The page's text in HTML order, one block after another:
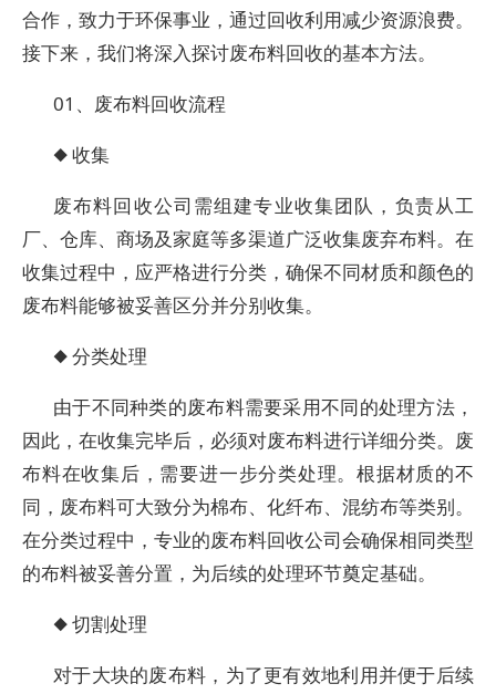
合作，致力于环保事业，通过回收利用减少资源浪费。
接下来，我们将深入探讨废布料回收的基本方法。
01、废布料回收流程
◆ 收集
废布料回收公司需组建专业收集团队，负责从工
厂、仓库、商场及家庭等多渠道广泛收集废弃布料。在
收集过程中，应严格进行分类，确保不同材质和颜色的
废布料能够被妥善区分并分别收集。
◆ 分类处理
由于不同种类的废布料需要采用不同的处理方法，
因此，在收集完毕后，必须对废布料进行详细分类。废
布料在收集后，需要进一步分类处理。根据材质的不
同，废布料可大致分为棉布、化纤布、混纺布等类别。
在分类过程中，专业的废布料回收公司会确保相同类型
的布料被妥善分置，为后续的处理环节奠定基础。
◆ 切割处理
对于大块的废布料，为了更有效地利用并便于后续